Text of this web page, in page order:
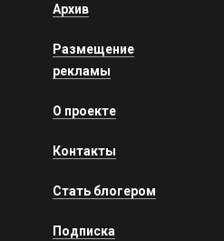
Архив
Размещение
рекламы
О проекте
Контакты
Стать блогером
Подписка